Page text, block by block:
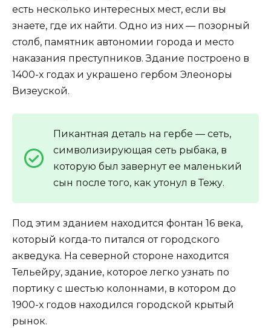
есть несколько интересных мест, если вы
знаете, где их найти. Одно из них — позорный
столб, памятник автономии города и место
наказания преступников. Здание построено в
1400-х годах и украшено гербом Элеоноры
Визеуской.
Пикантная деталь на гербе — сеть,
символизирующая сеть рыбака, в
которую был завернут ее маленький
сын после того, как утонул в Тежу.
Под этим зданием находится фонтан 16 века,
который когда-то питался от городского
акведука. На северной стороне находится
Тельейру, здание, которое легко узнать по
портику с шестью колоннами, в котором до
1900-х годов находился городской крытый
рынок.